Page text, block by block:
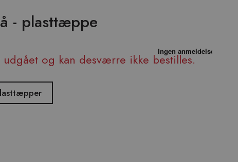
- plasttæppe
udgået og kan desværre ikke bestilles.